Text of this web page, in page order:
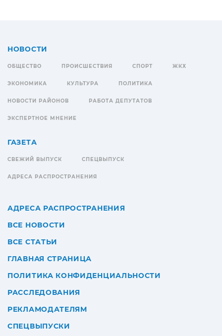
НОВОСТИ
ОБЩЕСТВО ПРОИСШЕСТВИЯ СПОРТ ЖКХ
ЭКОНОМИКА КУЛЬТУРА ПОЛИТИКА
НОВОСТИ РАЙОНОВ РАБОТА ДЕПУТАТОВ
ЭКСПЕРТНОЕ МНЕНИЕ
ГАЗЕТА
СВЕЖИЙ ВЫПУСК СПЕЦВЫПУСК
АДРЕСА РАСПРОСТРАНЕНИЯ
АДРЕСА РАСПРОСТРАНЕНИЯ
ВСЕ НОВОСТИ
ВСЕ СТАТЬИ
ГЛАВНАЯ СТРАНИЦА
ПОЛИТИКА КОНФИДЕНЦИАЛЬНОСТИ
РАССЛЕДОВАНИЯ
РЕКЛАМОДАТЕЛЯМ
СПЕЦВЫПУСКИ